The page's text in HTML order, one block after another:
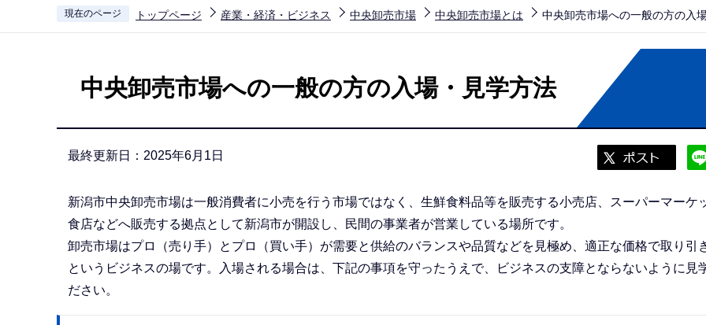
現在のページ トップページ 産業・経済・ビジネス 中央卸売市場 中央卸売市場とは 中央卸売市場への一般の方の入
中央卸売市場への一般の方の入場・見学方法
最終更新日：2025年6月1日
新潟市中央卸売市場は一般消費者に小売を行う市場ではなく、生鮮食料品等を販売する小売店、スーパーマーケ
食店などへ販売する拠点として新潟市が開設し、民間の事業者が営業している場所です。
卸売市場はプロ（売り手）とプロ（買い手）が需要と供給のバランスや品質などを見極め、適正な価格で取り引
というビジネスの場です。入場される場合は、下記の事項を守ったうえで、ビジネスの支障とならないように見
ださい。